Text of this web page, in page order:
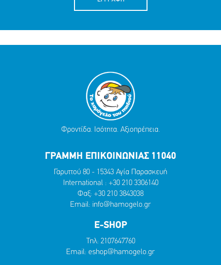
Φροντίδα. Ισότητα. Αξιοπρέπεια.
ΓΡΑΜΜΗ ΕΠΙΚΟΙΝΩΝΙΑΣ 11040
Γαρυττού 80 - 15343 Αγία Παρασκευή
International : +30 210 3306140
Φαξ: +30 210 3843038
Email: info@hamogelo.gr
E-SHOP
Τηλ: 2107647760
Email: eshop@hamogelo.gr